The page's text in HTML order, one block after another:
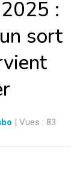
:
sort
| Vues : 83